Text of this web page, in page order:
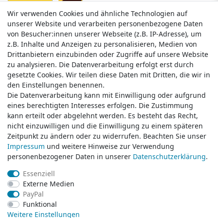
Service & Kontakt
Wünschen Sie einen Rückruf?
service@klamato.de
Schreiben Sie uns:
service@klamato.de
Durchschnittliche Bewertung von
Bewertungsgrundlage des Anbieters: 5 Verkaufs- und 3 Bewertungsplattformen
Wir verwenden Cookies und ähnliche Technologien auf
unserer Website und verarbeiten personenbezogene Daten
von Besucher:innen unserer Webseite (z.B. IP-Adresse), um
z.B. Inhalte und Anzeigen zu personalisieren, Medien von
Drittanbietern einzubinden oder Zugriffe auf unsere Website
zu analysieren. Die Datenverarbeitung erfolgt erst durch
gesetzte Cookies. Wir teilen diese Daten mit Dritten, die wir in
den Einstellungen benennen.
Die Datenverarbeitung kann mit Einwilligung oder aufgrund
eines berechtigten Interesses erfolgen. Die Zustimmung
kann erteilt oder abgelehnt werden. Es besteht das Recht,
nicht einzuwilligen und die Einwilligung zu einem späteren
Zeitpunkt zu ändern oder zu widerrufen. Beachten Sie unser
Impressum und weitere Hinweise zur Verwendung
personenbezogener Daten in unserer Daten­schutz­erklärung.
Essenziell
Externe Medien
PayPal
Funktional
Weitere Einstellungen
Wir verwenden Cookies und ähnliche Technologien auf
unserer Website und verarbeiten personenbezogene Daten
von Besucher:innen unserer Webseite (z.B. IP-Adresse), um
z.B. Inhalte und Anzeigen zu personalisieren, Medien von
Drittanbietern einzubinden oder Zugriffe auf unsere Website
zu analysieren. Die Datenverarbeitung erfolgt erst durch
gesetzte Cookies. Wir teilen diese Daten mit Dritten, die wir in
den Einstellungen benennen.
Die Datenverarbeitung kann mit Einwilligung oder aufgrund
eines berechtigten Interesses erfolgen. Die Zustimmung
kann erteilt oder abgelehnt werden. Es besteht das Recht,
nicht einzuwilligen und die Einwilligung zu einem späteren
Zeitpunkt zu ändern oder zu widerrufen. Beachten Sie unser
Impressum und weitere Hinweise zur Verwendung
personenbezogener Daten in unserer Daten­schutz­erklärung.
Essenziell
Externe Medien
PayPal
Funktional
Weitere Einstellungen